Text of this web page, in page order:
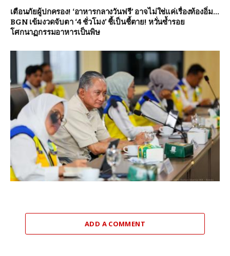
เตือนภัยผู้ปกครอง! ‘อาหารกลางวันฟรี’ อาจไม่ใช่แค่เรื่องท้องอิ่ม…
BGN เข้มงวดจับตา ‘4 ชั่วโมง’ ชี้เป็นชี้ตาย! หวั่นซ้ำรอย
โศกนาฏกรรมอาหารเป็นพิษ
ADD A COMMENT